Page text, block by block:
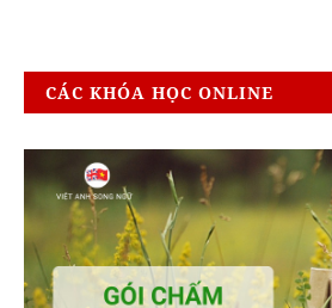
CÁC KHÓA HỌC ONLINE